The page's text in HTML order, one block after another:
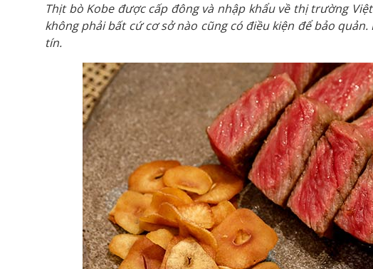
Thịt bò Kobe được cấp đông và nhập khẩu về thị trường
không phải bất cứ cơ sở nào cũng có điều kiện để bảo quản.
tín.